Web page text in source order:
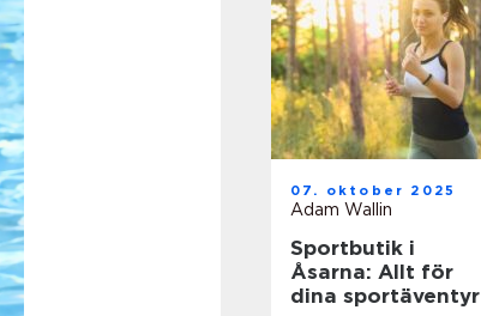
07. oktober 2025
Adam Wallin
Sportbutik i
Åsarna: Allt för
dina sportäventyr